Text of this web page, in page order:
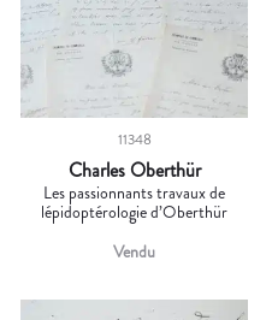
11348
Charles Oberthür
Les passionnants travaux de
lépidoptérologie d’Oberthür
Vendu